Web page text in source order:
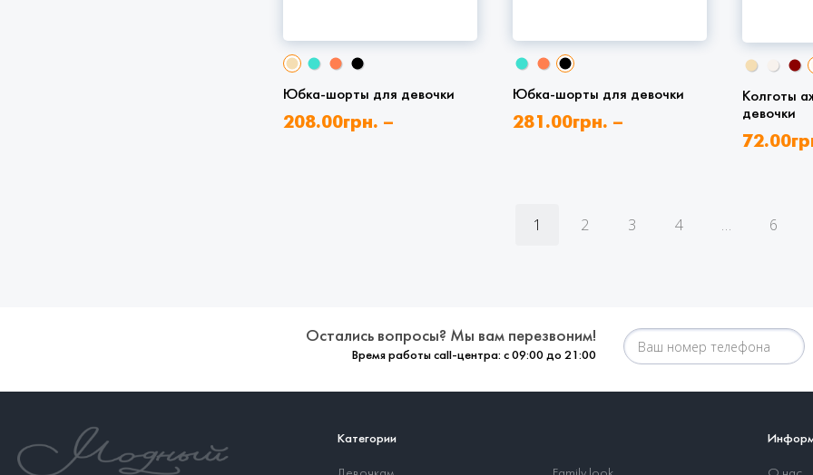
Юбка-шорты для девочки
208.00грн. –
Юбка-шорты для девочки
281.00грн. –
Колготы
девочки
72.00
1 2 3 4 … 6
Остались вопросы? Мы вам перезвоним!
Время работы call-центра: с 09:00 до 21:00
Категории